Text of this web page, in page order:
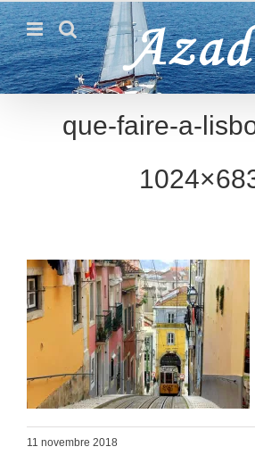
Passer
au
contenu
que-faire-a-
11 novembre 2018